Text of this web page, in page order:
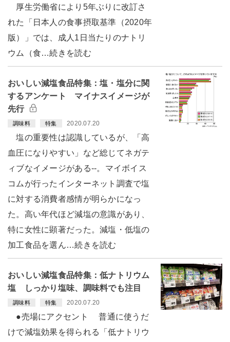
厚生労働省により5年ぶりに改訂さ
れた「日本人の食事摂取基準（2020年
版）」では、成人1日当たりのナトリ
ウム（食…続きを読む
おいしい減塩食品特集：塩・塩分に関
するアンケート マイナスイメージが
先行
調味料 特集 2020.07.20
塩の重要性は認識しているが、「高
血圧になりやすい」など総じてネガテ
ィブなイメージがある--。マイボイス
コムが行ったインターネット調査で塩
に対する消費者感情が明らかになっ
た。高い年代ほど減塩の意識があり、
特に女性に顕著だった。減塩・低塩の
加工食品を選ん…続きを読む
おいしい減塩食品特集：低ナトリウム
塩 しっかり塩味、調味料でも注目
調味料 特集 2020.07.20
●売場にアクセント 普通に使うだ
けで減塩効果を得られる「低ナトリウ